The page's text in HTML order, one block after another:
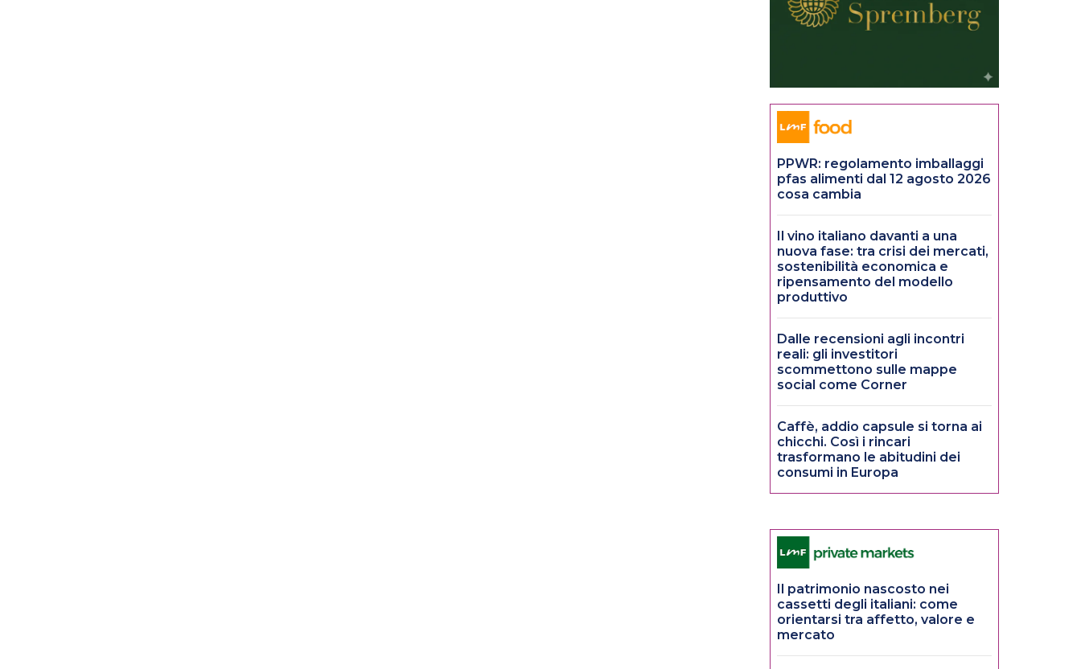
PPWR: regolamento imballaggi
pfas alimenti dal 12 agosto 2026
cosa cambia
Il vino italiano davanti a una
nuova fase: tra crisi dei mercati,
sostenibilità economica e
ripensamento del modello
produttivo
Dalle recensioni agli incontri
reali: gli investitori
scommettono sulle mappe
social come Corner
Caffè, addio capsule si torna ai
chicchi. Così i rincari
trasformano le abitudini dei
consumi in Europa
Il patrimonio nascosto nei
cassetti degli italiani: come
orientarsi tra affetto, valore e
mercato